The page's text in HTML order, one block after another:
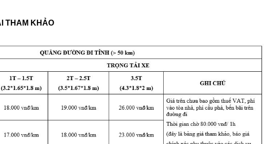
THAM KHẢO